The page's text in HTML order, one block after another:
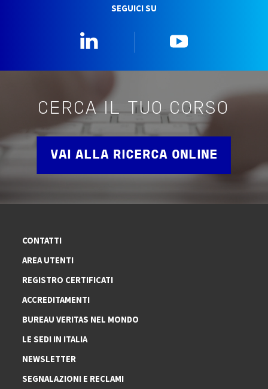
SEGUICI SU
CERCA IL TUO CORSO
VAI ALLA RICERCA ONLINE
CONTATTI
AREA UTENTI
REGISTRO CERTIFICATI
ACCREDITAMENTI
BUREAU VERITAS NEL MONDO
LE SEDI IN ITALIA
NEWSLETTER
SEGNALAZIONI E RECLAMI